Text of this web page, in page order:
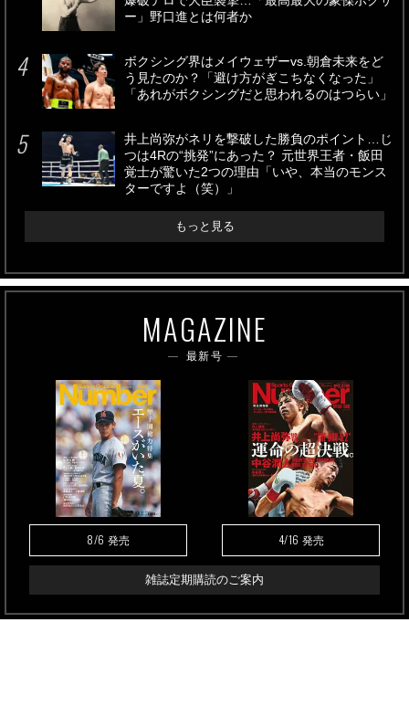
ー」野口進とは何者か
ボクシング界はメイウェザーvs.朝倉未来をど
う見たのか？「避け方がぎこちなくなった」
「あれがボクシングだと思われるのはつらい」
井上尚弥がネリを撃破した勝負のポイント…じ
つは4Rの“挑発”にあった？ 元世界王者・飯田
覚士が驚いた2つの理由「いや、本当のモンス
ターですよ（笑）」
もっと見る
MAGAZINE
最新号
8/6 発売 4/16 発売
雑誌定期購読のご案内